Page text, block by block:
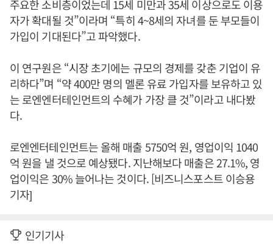
주요한 소비층이었는데 15세 미만과 35세 이상으로도 이용
자가 확대될 것”이라며 “특히 4~8세의 자녀를 둔 부모들이
가입이 기대된다”고 파악했다.
이 연구원은 “시장 초기에는 규모의 경제를 갖춘 기업이 유
리하다”며 “약 400만 명의 멜론 유료 가입자를 보유하고 있
는 로엔엔터테인먼트의 수혜가 가장 클 것”이라고 내다봤
다.
로엔엔터테인먼트는 올해 매출 5750억 원, 영업이익 1040
억 원을 낼 것으로 예상됐다. 지난해보다 매출은 27.1%, 영
업이익은 30% 늘어나는 것이다. [비즈니스포스트 이승용
기자]
인기기사